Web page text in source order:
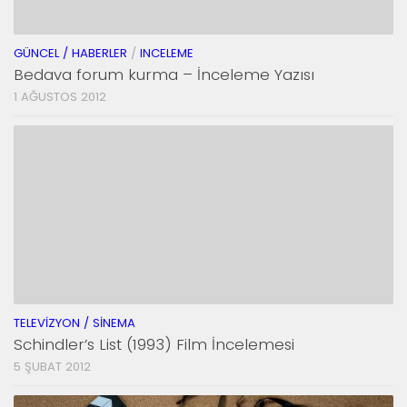
GÜNCEL / HABERLER / INCELEME
Bedava forum kurma – İnceleme Yazısı
1 AĞUSTOS 2012
TELEVIZYON / SINEMA
Schindler’s List (1993) Film İncelemesi
5 ŞUBAT 2012